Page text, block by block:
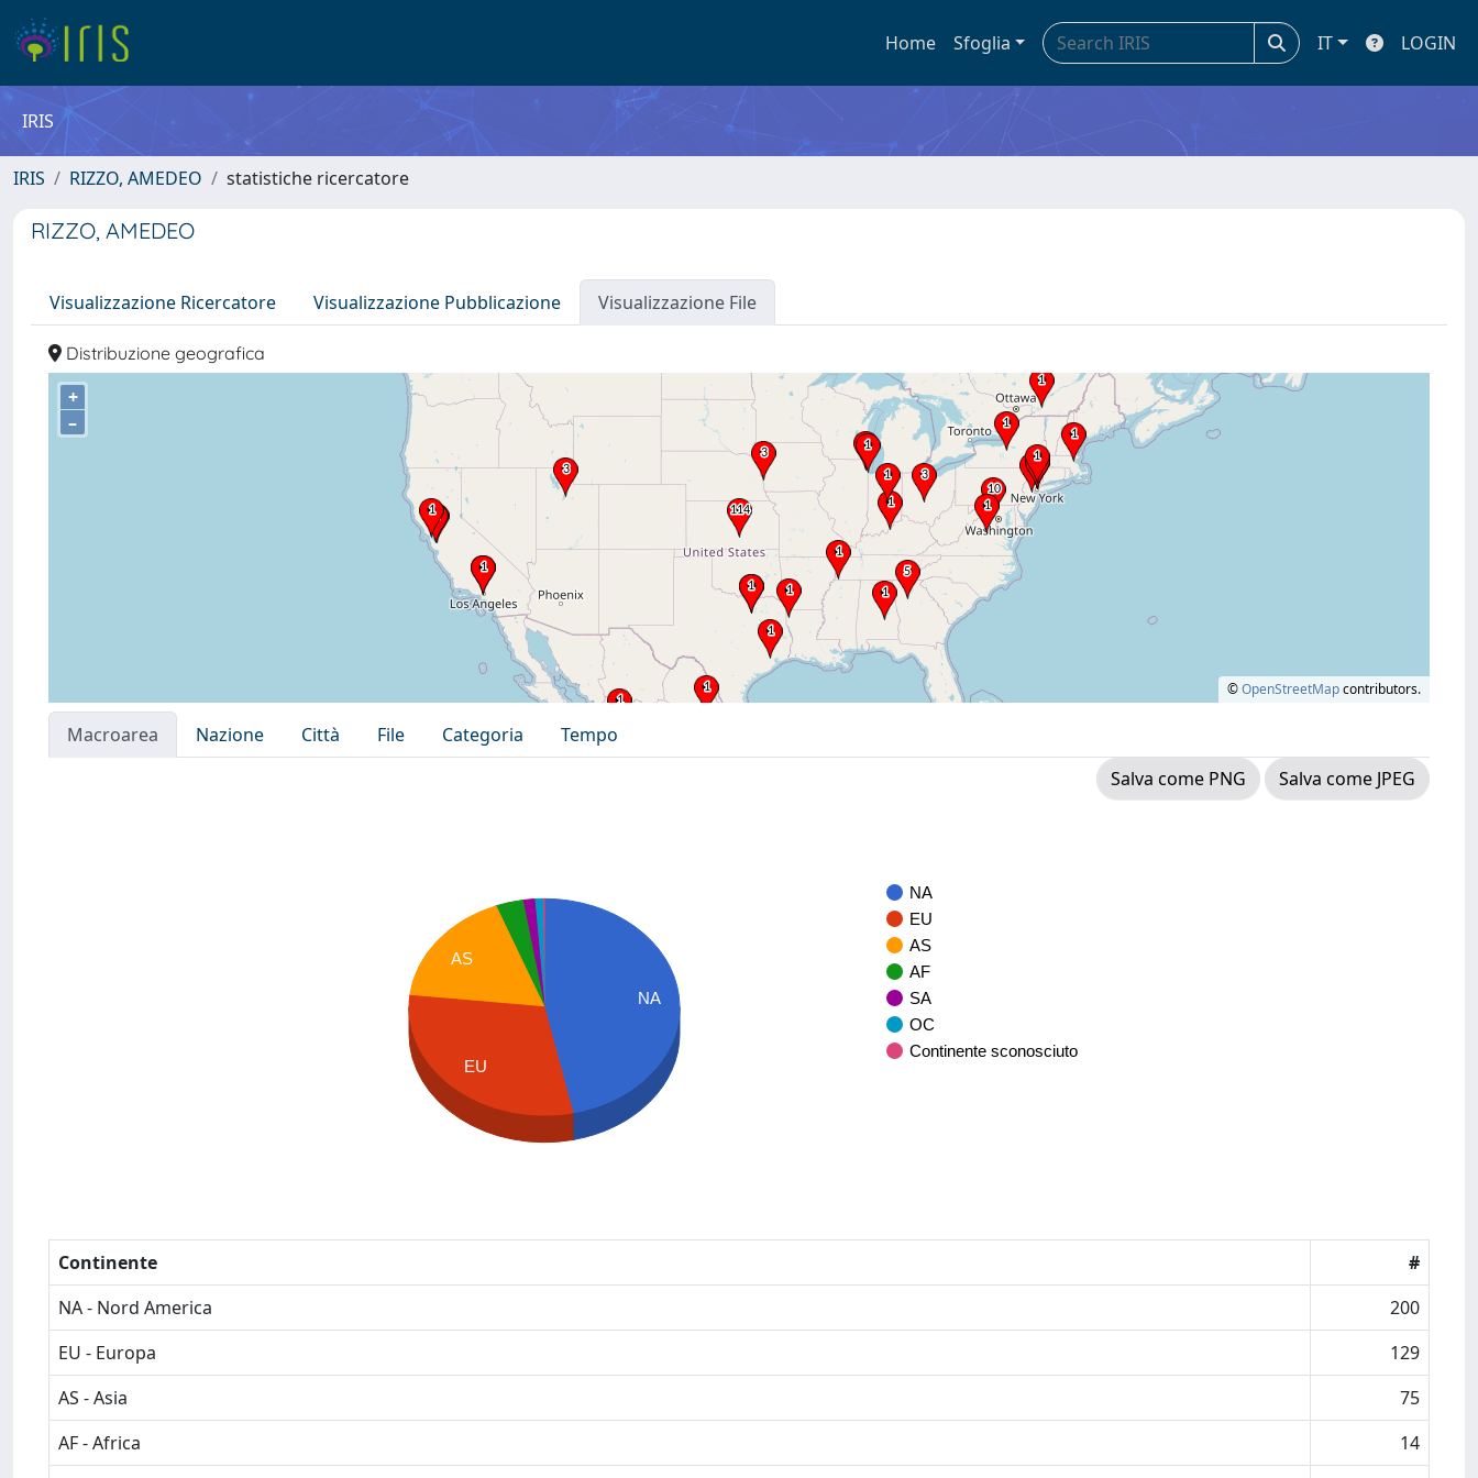
Home Sfoglia IT LOGIN
IRIS
IRIS RIZZO, AMEDEO statistiche ricercatore
RIZZO, AMEDEO
Visualizzazione Ricercatore Visualizzazione Pubblicazione Visualizzazione File
Distribuzione geografica
+
–
©OpenStreetMapcontributors.
Macroarea Nazione Città File Categoria
Tempo
Salva come PNG
Salva come JPEG
NA
EU
AS
AF
SA
OC
Continente sconosciuto
NA
AS
EU
Continente
#
NA - Nord America
200
EU - Europa
129
AS - Asia
75
AF - Africa
14